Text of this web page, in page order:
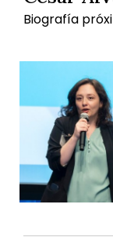
Biografía